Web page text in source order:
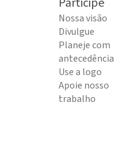
Nossa visão
Divulgue
Planeje com
antecedência
Use a logo
Apoie nosso
trabalho